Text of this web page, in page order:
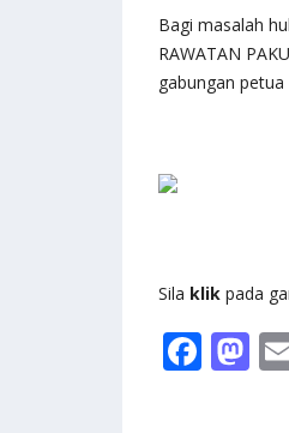
Bagi masalah
RAWATAN
gabungan petua
Sila klik pada
F M